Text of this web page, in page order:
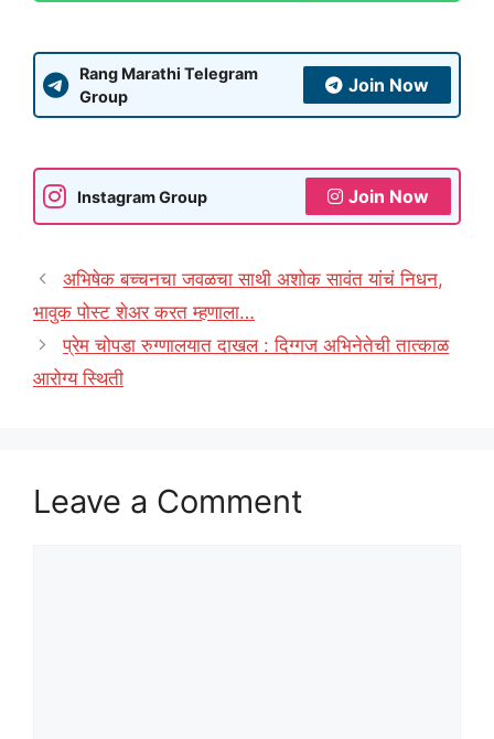
Rang Marathi Telegram
Group
Join Now
Instagram Group Join Now
अभिषेक बच्चनचा जवळचा साथी अशोक सावंत यांचं निधन,
भावुक पोस्ट शेअर करत म्हणाला…
प्रेम चोपडा रुग्णालयात दाखल : दिग्गज अभिनेतेची तात्काळ
आरोग्य स्थिती
Leave a Comment